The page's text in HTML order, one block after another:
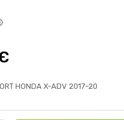
HONDA X-ADV 2017-20